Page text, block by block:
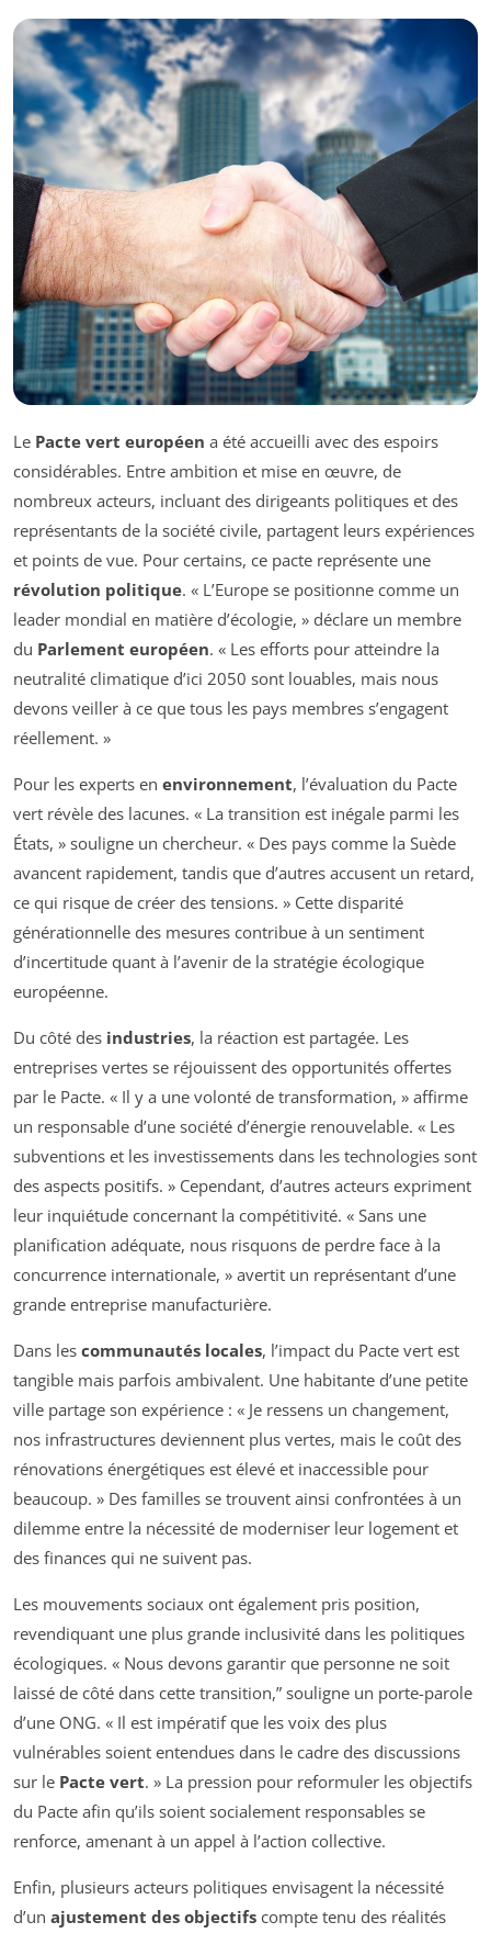
Le Pacte vert européen a été accueilli avec des espoirs
considérables. Entre ambition et mise en œuvre, de
nombreux acteurs, incluant des dirigeants politiques et des
représentants de la société civile, partagent leurs expériences
et points de vue. Pour certains, ce pacte représente une
révolution politique. « L’Europe se positionne comme un
leader mondial en matière d’écologie, » déclare un membre
du Parlement européen. « Les efforts pour atteindre la
neutralité climatique d’ici 2050 sont louables, mais nous
devons veiller à ce que tous les pays membres s’engagent
réellement. »
Pour les experts en environnement, l’évaluation du Pacte
vert révèle des lacunes. « La transition est inégale parmi les
États, » souligne un chercheur. « Des pays comme la Suède
avancent rapidement, tandis que d’autres accusent un retard,
ce qui risque de créer des tensions. » Cette disparité
générationnelle des mesures contribue à un sentiment
d’incertitude quant à l’avenir de la stratégie écologique
européenne.
Du côté des industries, la réaction est partagée. Les
entreprises vertes se réjouissent des opportunités offertes
par le Pacte. « Il y a une volonté de transformation, » affirme
un responsable d’une société d’énergie renouvelable. « Les
subventions et les investissements dans les technologies sont
des aspects positifs. » Cependant, d’autres acteurs expriment
leur inquiétude concernant la compétitivité. « Sans une
planification adéquate, nous risquons de perdre face à la
concurrence internationale, » avertit un représentant d’une
grande entreprise manufacturière.
Dans les communautés locales, l’impact du Pacte vert est
tangible mais parfois ambivalent. Une habitante d’une petite
ville partage son expérience : « Je ressens un changement,
nos infrastructures deviennent plus vertes, mais le coût des
rénovations énergétiques est élevé et inaccessible pour
beaucoup. » Des familles se trouvent ainsi confrontées à un
dilemme entre la nécessité de moderniser leur logement et
des finances qui ne suivent pas.
Les mouvements sociaux ont également pris position,
revendiquant une plus grande inclusivité dans les politiques
écologiques. « Nous devons garantir que personne ne soit
laissé de côté dans cette transition,” souligne un porte-parole
d’une ONG. « Il est impératif que les voix des plus
vulnérables soient entendues dans le cadre des discussions
sur le Pacte vert. » La pression pour reformuler les objectifs
du Pacte afin qu’ils soient socialement responsables se
renforce, amenant à un appel à l’action collective.
Enfin, plusieurs acteurs politiques envisagent la nécessité
d’un ajustement des objectifs compte tenu des réalités